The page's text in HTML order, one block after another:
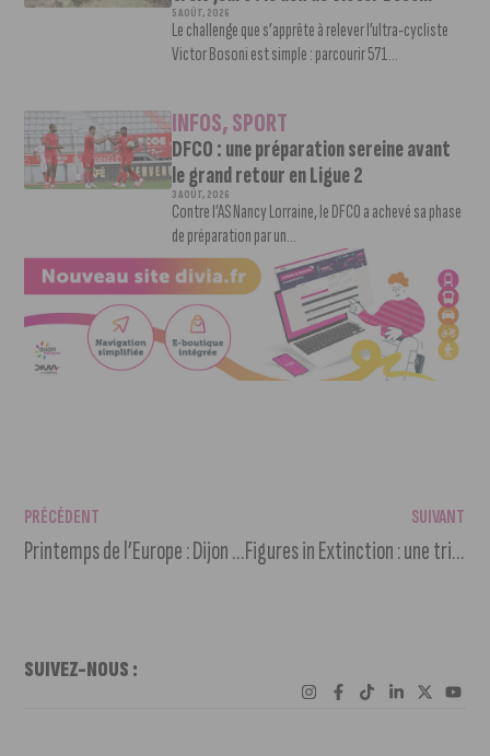
5 AOÛT, 2026
Le challenge que s’apprête à relever l’ultra-cycliste
Victor Bosoni est simple : parcourir 571...
INFOS,SPORT
DFCO : une préparation sereine avant
le grand retour en Ligue 2
3 AOÛT, 2026
Contre l’AS Nancy Lorraine, le DFCO a achevé sa phase
de préparation par un...
PRÉCÉDENT
Printemps de l’Europe : Dijon célèbre l’Europe en mai
SUIVANT
Figures in Extinction : une trilogie chorégraphique saisissante à l’Auditorium
SUIVEZ-NOUS :